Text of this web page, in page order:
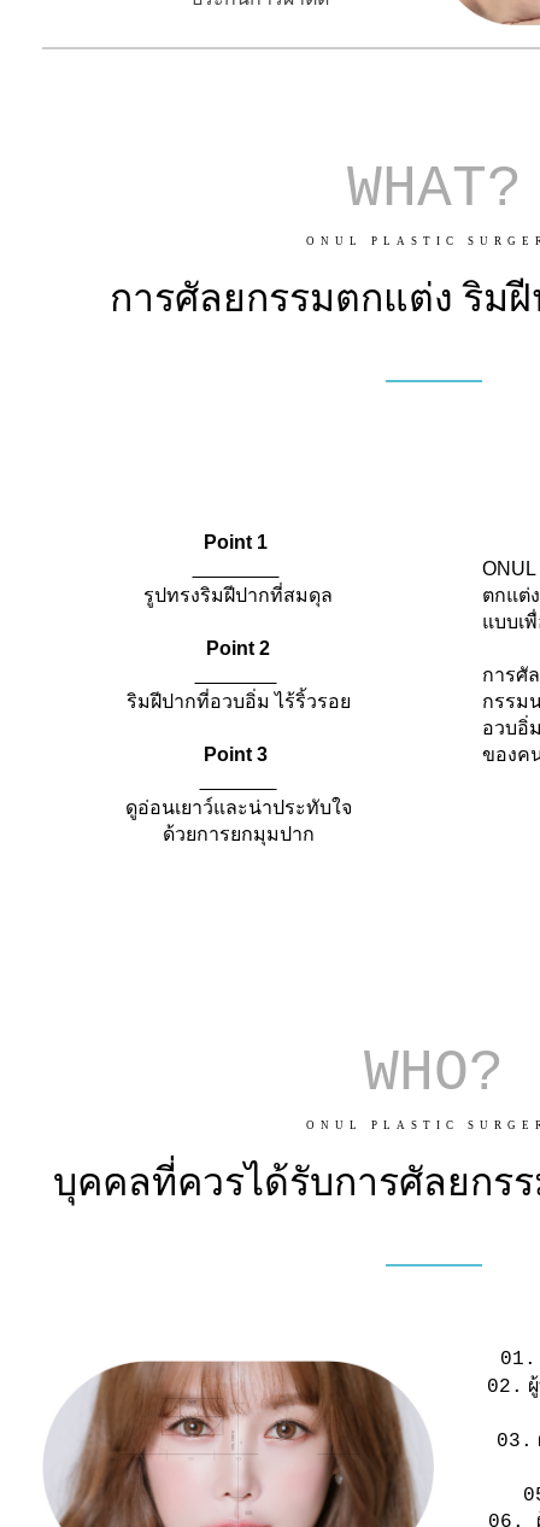
WHAT?
ONUL PLASTIC
การศัลยกรรมตกแต่ง ริมฝี
Point 1
รูปทรงริมฝีปากที่สมดุล
Point 2
ริมฝีปากที่อวบอิ่ม ไร้ริ้วรอย
Point 3
ดูอ่อนเยาว์และน่าประทับใจ
ด้วยการยกมุมปาก
ตกแต่
แบบเ
การศั
กรรม
อวบอิ่
ของค
WHO?
ONUL PLASTIC
บุคคลที่ควรได้รับการศัลยกร
01.
02.
03.
06.